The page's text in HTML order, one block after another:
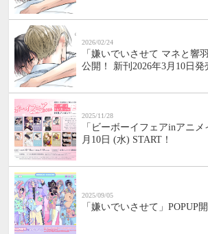
2026/02/24
「嫌いでいさせて マネと響
公開！ 新刊2026年3月10日発
2025/11/28
「ビーボーイフェアinアニメ
月10日 (水) START！
2025/09/05
「嫌いでいさせて」POPUP